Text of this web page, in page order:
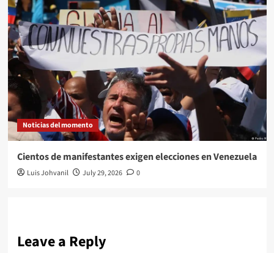
Noticias del momento
Cientos de manifestantes exigen elecciones en Venezuela
Luis Johvanil July 29, 2026 0
Leave a Reply